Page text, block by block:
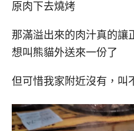
原肉下去燒烤
那滿溢出來的肉汁真的讓
想叫熊貓外送來一份了
但可惜我家附近沒有，叫